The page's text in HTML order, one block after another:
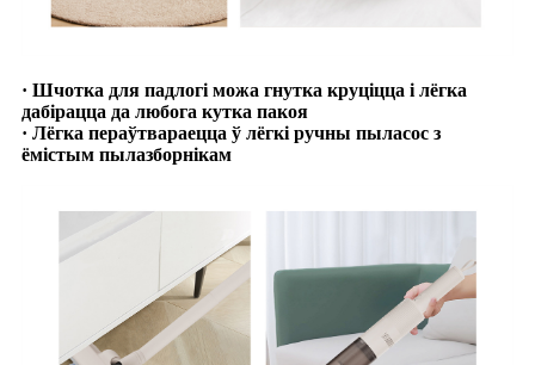
· Шчотка для падлогі можа гнутка круціцца і лёгка
дабірацца да любога кутка пакоя
· Лёгка пераўтвараецца ў лёгкі ручны пыласос з
ёмістым пылазборнікам